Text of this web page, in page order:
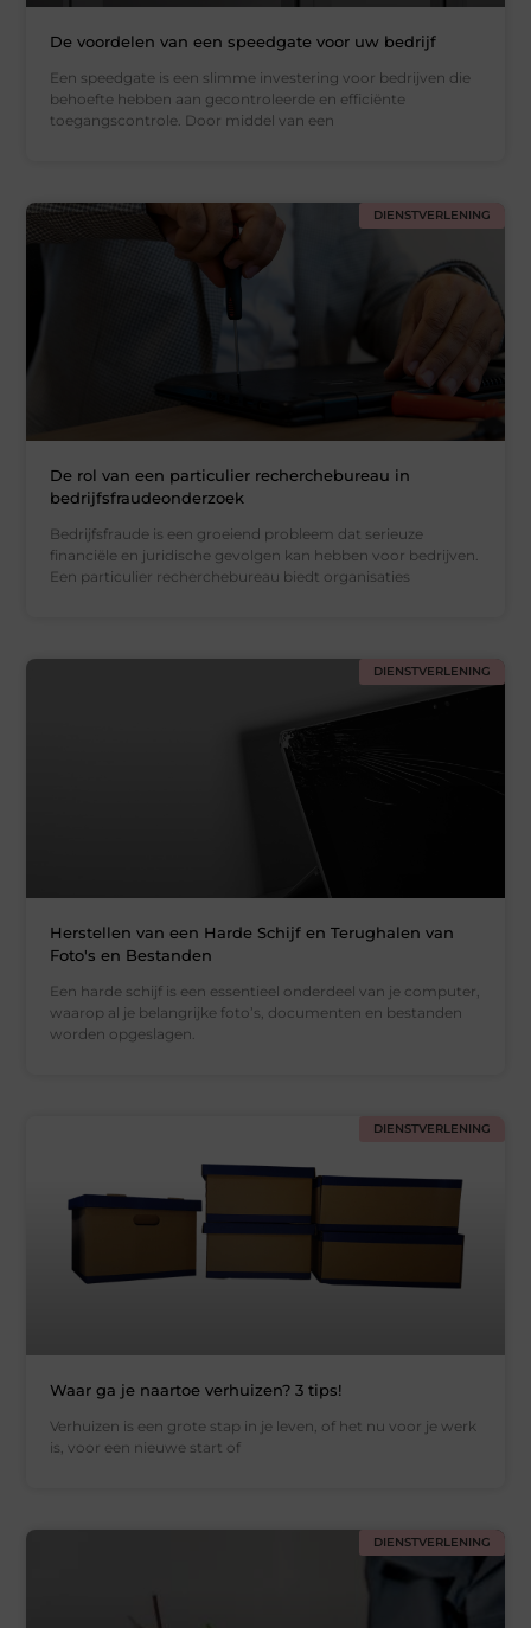
De voordelen van een speedgate voor uw bedrijf
Een speedgate is een slimme investering voor bedrijven die
behoefte hebben aan gecontroleerde en efficiënte
toegangscontrole. Door middel van een
DIENSTVERLENING
De rol van een particulier recherchebureau in
bedrijfsfraudeonderzoek
Bedrijfsfraude is een groeiend probleem dat serieuze
financiële en juridische gevolgen kan hebben voor bedrijven.
Een particulier recherchebureau biedt organisaties
DIENSTVERLENING
Herstellen van een Harde Schijf en Terughalen van
Foto's en Bestanden
Een harde schijf is een essentieel onderdeel van je computer,
waarop al je belangrijke foto’s, documenten en bestanden
worden opgeslagen.
DIENSTVERLENING
Waar ga je naartoe verhuizen? 3 tips!
Verhuizen is een grote stap in je leven, of het nu voor je werk
is, voor een nieuwe start of
DIENSTVERLENING